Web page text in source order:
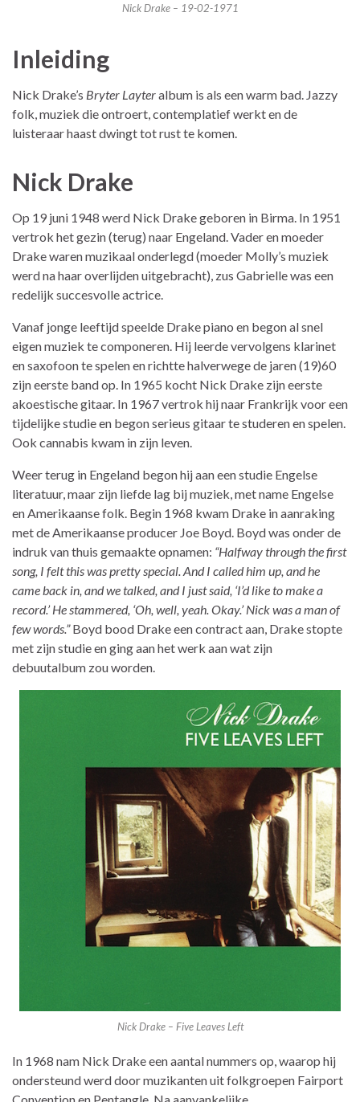
Nick Drake – 19-02-1971
Inleiding
Nick Drake’s Bryter Layteralbum is als een warm bad. Jazzy
folk, muziek die ontroert, contemplatief werkt en de
luisteraar haast dwingt tot rust te komen.
Nick Drake
Op 19 juni 1948 werd Nick Drake geboren in Birma. In 1951
vertrok het gezin (terug) naar Engeland. Vader en moeder
Drake waren muzikaal onderlegd (moeder Molly’s muziek
werd na haar overlijden uitgebracht), zus Gabrielle was een
redelijk succesvolle actrice.
Vanaf jonge leeftijd speelde Drake piano en begon al snel
eigen muziek te componeren. Hij leerde vervolgens klarinet
en saxofoon te spelen en richtte halverwege de jaren (19)60
zijn eerste band op. In 1965 kocht Nick Drake zijn eerste
akoestische gitaar. In 1967 vertrok hij naar Frankrijk voor een
tijdelijke studie en begon serieus gitaar te studeren en spelen.
Ook cannabis kwam in zijn leven.
Weer terug in Engeland begon hij aan een studie Engelse
literatuur, maar zijn liefde lag bij muziek, met name Engelse
en Amerikaanse folk. Begin 1968 kwam Drake in aanraking
met de Amerikaanse producer Joe Boyd. Boyd was onder de
indruk van thuis gemaakte opnamen: “Halfway through the first
song, I felt this was pretty special. And I called him up, and he
came back in, and we talked, and I just said, ‘I’d like to make a
record.’ He stammered, ‘Oh, well, yeah. Okay.’ Nick was a man of
few words.”Boyd bood Drake een contract aan, Drake stopte
met zijn studie en ging aan het werk aan wat zijn
debuutalbum zou worden.
Nick Drake – Five Leaves Left
In 1968 nam Nick Drake een aantal nummers op, waarop hij
ondersteund werd door muzikanten uit folkgroepen Fairport
Convention en Pentangle. Na aanvankelijke